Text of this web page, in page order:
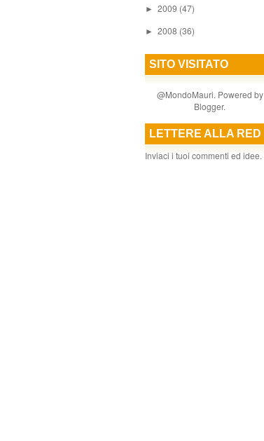
► 2009 (47)
► 2008 (36)
SITO VISITATO
@MondoMauri. Powered by
Blogger.
LETTERE ALLA RED
Inviaci i tuoi commenti ed idee.